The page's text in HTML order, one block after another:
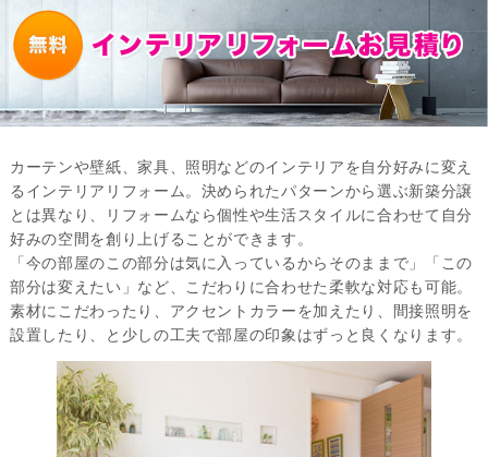
カーテンや壁紙、家具、照明などのインテリアを自分好みに変え
るインテリアリフォーム。決められたパターンから選ぶ新築分譲
とは異なり、リフォームなら個性や生活スタイルに合わせて自分
好みの空間を創り上げることができます。
「今の部屋のこの部分は気に入っているからそのままで」「この
部分は変えたい」など、こだわりに合わせた柔軟な対応も可能。
素材にこだわったり、アクセントカラーを加えたり、間接照明を
設置したり、と少しの工夫で部屋の印象はずっと良くなります。